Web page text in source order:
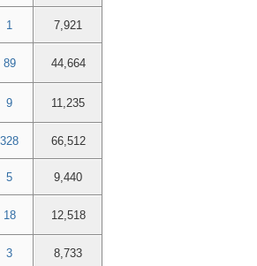
1 7,921
89 44,664
9 11,235
328 66,512
5 9,440
18 12,518
3 8,733